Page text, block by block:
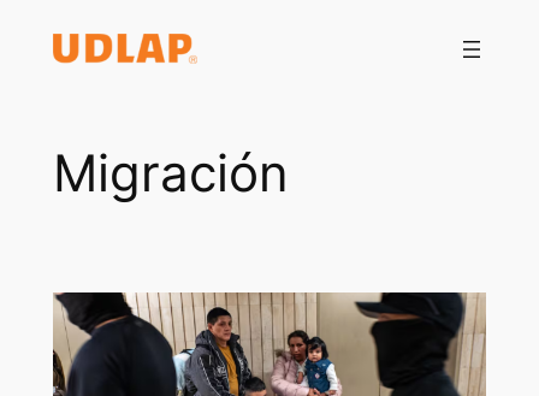
Migración